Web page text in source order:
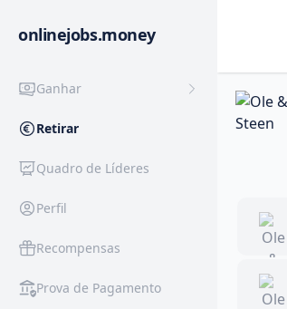
onlinejobs.money
Ganhar
Retirar
Quadro de Líderes
Perfil
Recompensas
Prova de Pagamento